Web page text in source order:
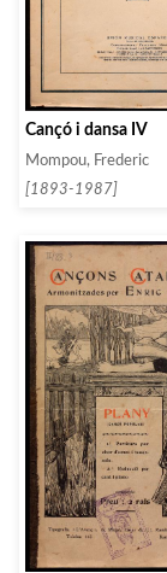
Cançó i dansa IV
Mompou, Frederic
[1893-1987]